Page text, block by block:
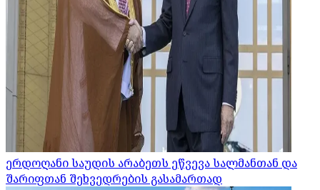
ერდოღანი საუდის არაბეთს ეწვევა სალმანთან და
შარიფთან შეხვედრების გასამართად